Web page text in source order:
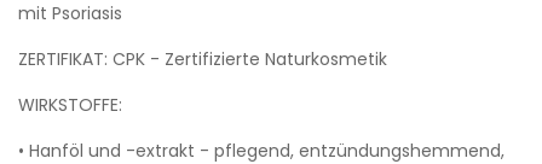
mit Psoriasis
ZERTIFIKAT: CPK - Zertifizierte Naturkosmetik
WIRKSTOFFE:
• Hanföl und -extrakt - pflegend, entzündungshemmend,